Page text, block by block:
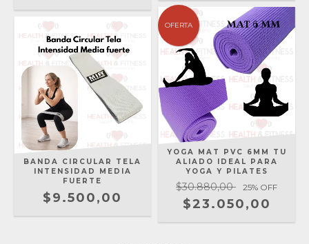
BANDA CIRCULAR TELA
INTENSIDAD MEDIA
FUERTE
$9.500,00
OFERTA
YOGA MAT PVC 6MM TU
ALIADO IDEAL PARA
YOGA Y PILATES
$30.880,00 25% OFF
$23.050,00